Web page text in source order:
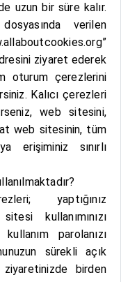
uzun bir süre kalır.
verilen
ziyaret ederek
oturum çerezlerini
Kalıcı çerezleri
web sitesini,
web sitesinin, tüm
erişiminiz sınırlı
yaptığınız
kullanımınızı
parolanızı
sürekli açık
birden